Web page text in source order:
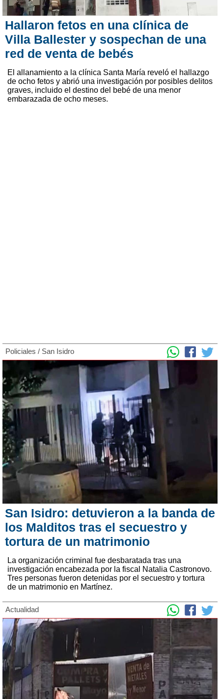
Hallaron fetos en una clínica de
Villa Ballester y sospechan de una
red de venta de bebés
El allanamiento a la clínica Santa María reveló el hallazgo
de ocho fetos y abrió una investigación por posibles delitos
graves, incluido el destino del bebé de una menor
embarazada de ocho meses.
Policiales / San Isidro
San Isidro: detuvieron a la banda de
los Malditos tras el secuestro y
tortura de un matrimonio
La organización criminal fue desbaratada tras una
investigación encabezada por la fiscal Natalia Castronovo.
Tres personas fueron detenidas por el secuestro y tortura
de un matrimonio en Martínez.
Actualidad